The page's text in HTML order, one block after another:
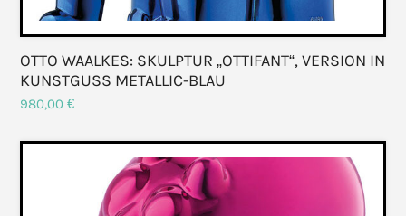
OTTO WAALKES: SKULPTUR „OTTIFANT“, VERSION IN
KUNSTGUSS METALLIC-BLAU
980,00€